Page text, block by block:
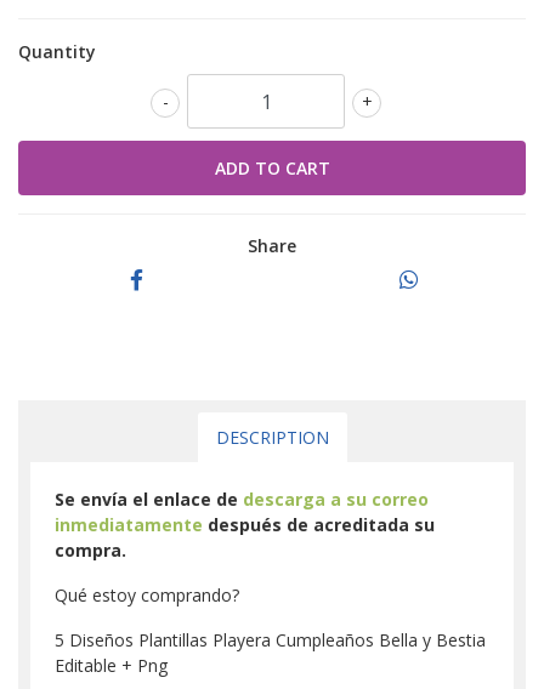
Quantity
+
-
Share
DESCRIPTION
Se envía el enlace de descarga a su correo
inmediatamente después de acreditada su
compra.
Qué estoy comprando?
5 Diseños Plantillas Playera Cumpleaños Bella y Bestia
Editable + Png